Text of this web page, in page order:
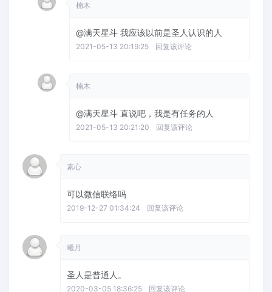
楠木
@满天星斗 我应该以前是圣人认识的人
2021-05-13 20:19:25 回复该评论
楠木
@满天星斗 直说吧，我是有任务的人
2021-05-13 20:21:20 回复该评论
素心
可以微信联络吗
2019-12-27 01:34:24 回复该评论
曦月
圣人是普通人。
2020-03-05 18:36:25 回复该评论